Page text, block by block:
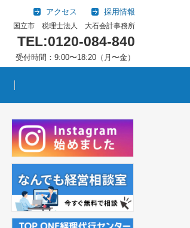
アクセス 採用情報
国立市 税理士法人 大石会計事務所
TEL:0120-084-840
受付時間：9:00〜18:20（月〜金）